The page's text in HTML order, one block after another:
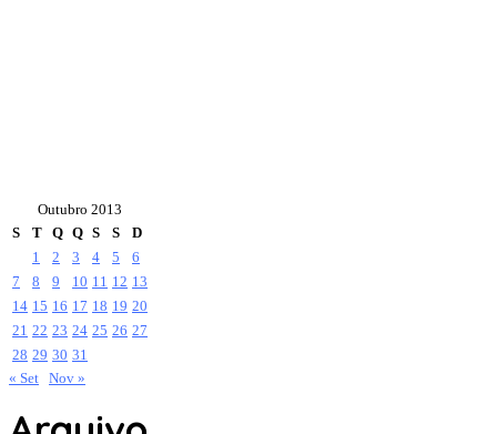
Outubro 2013
S
T Q Q S S
D
1
2 3 4 5
6
7
8 9 10 11 12 13
14 15 16 17 18 19 20
21 22 23 24 25 26 27
28 29 30 31
« Set Nov »